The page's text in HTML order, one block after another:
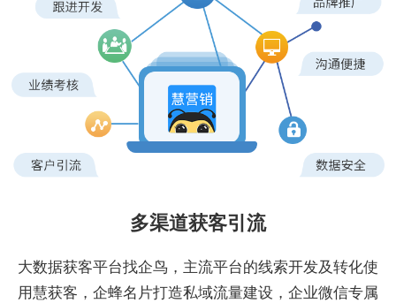
多渠道获客引流
大数据获客平台找企鸟，主流平台的线索开发及转化使
用慧获客，企蜂名片打造私域流量建设，企业微信专属